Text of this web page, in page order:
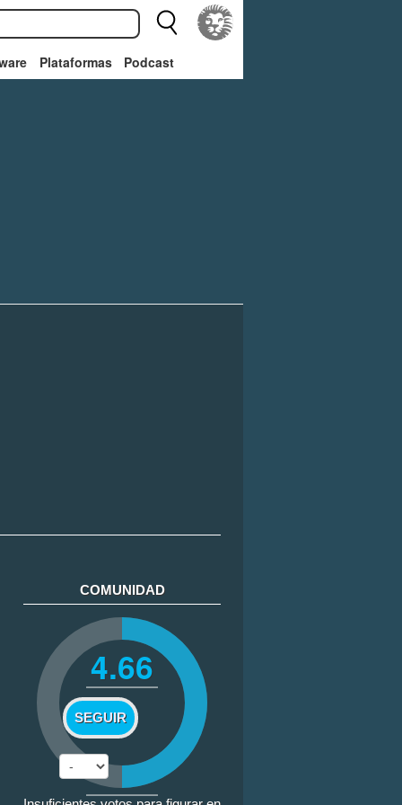
Plataformas Podcast
COMUNIDAD
4.66
SEGUIR